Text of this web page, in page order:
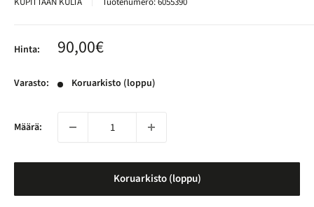
Hinta: Alennushinta
90,00€
Varasto: Koruarkisto (loppu)
Määrä:
Koruarkisto (loppu)